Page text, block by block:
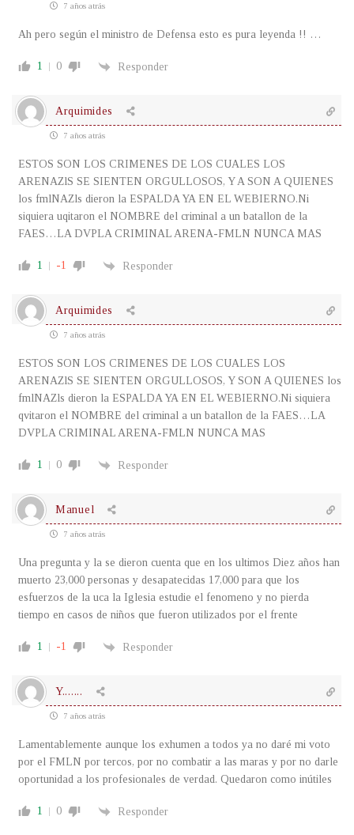
7 años atrás
Ah pero según el ministro de Defensa esto es pura leyenda !! …
1 0 Responder
Arquimides
7 años atrás
ESTOS SON LOS CRIMENES DE LOS CUALES LOS
ARENAZlS SE SIENTEN ORGULLOSOS, Y A SON A QUIENES
los fmlNAZls dieron la ESPALDA YA EN EL WEBIERNO.Ni
siquiera uqitaron el NOMBRE del criminal a un batallon de la
FAES…LA DVPLA CRIMINAL ARENA-FMLN NUNCA MAS
1 -1 Responder
Arquimides
7 años atrás
ESTOS SON LOS CRIMENES DE LOS CUALES LOS
ARENAZlS SE SIENTEN ORGULLOSOS, Y SON A QUIENES los
fmlNAZls dieron la ESPALDA YA EN EL WEBIERNO.Ni siquiera
qvitaron el NOMBRE del criminal a un batallon de la FAES…LA
DVPLA CRIMINAL ARENA-FMLN NUNCA MAS
1 0 Responder
Manuel
7 años atrás
Una pregunta y la se dieron cuenta que en los ultimos Diez años han
muerto 23,000 personas y desapatecidas 17,000 para que los
esfuerzos de la uca la Iglesia estudie el fenomeno y no pierda
tiempo en casos de niños que fueron utilizados por el frente
1 -1 Responder
Y.......
7 años atrás
Lamentablemente aunque los exhumen a todos ya no daré mi voto
por el FMLN por tercos, por no combatir a las maras y por no darle
oportunidad a los profesionales de verdad. Quedaron como inútiles
1 0 Responder